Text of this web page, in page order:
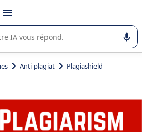
avec
dans l'utilisation ou la sélection de
Anti-plagiat Plagiashield